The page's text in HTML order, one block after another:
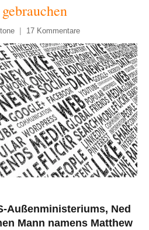
17 Kommentare
Außenministeriums, Ned
Mann namens Matthew